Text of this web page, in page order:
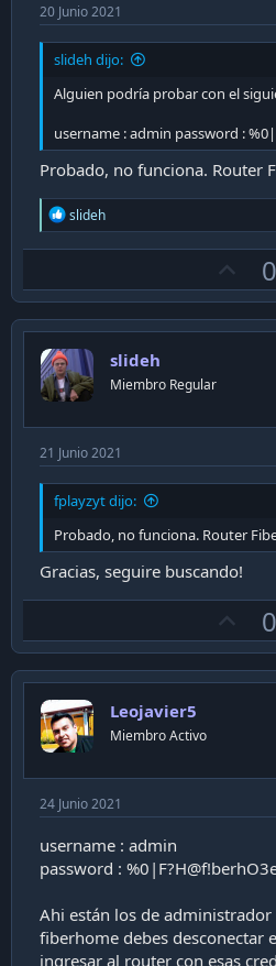
20 Junio 2021
slideh dijo:
Alguien podría probar con el
username : admin password :
Probado, no funciona. Router
R
e
a
i
o
n
s
:
slideh
p
v
0
slideh
Miembro Regular
21 Junio 2021
fplayzyt dijo:
Probado, no funciona. Router
Gracias, seguire buscando!
p
v
0
Leojavier5
Miembro Activo
24 Junio 2021
username : admin
password :
Ahi están los de
fiberhome debes desconectar
ingresar al router con esas